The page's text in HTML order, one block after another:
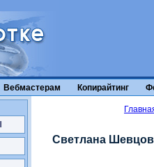
Вебмастерам Копирайтинг
Светлана